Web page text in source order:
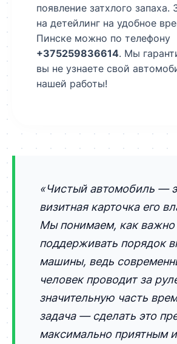
появление затхлого запаха.
на детейлинг на удобное
Пинске можно по телефону
+375259836614. Мы
вы не узнаете свой
нашей работы!
«Чистый автомобиль —
визитная карточка его
Мы понимаем, как важно
поддерживать порядок
машины, ведь
человек проводит за
значительную часть
задача — сделать это
максимально приятным и